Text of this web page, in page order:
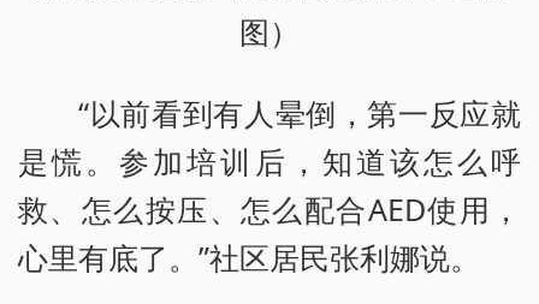
图）
“以前看到有人晕倒，第一反应就
是慌。参加培训后，知道该怎么呼
救、怎么按压、怎么配合AED使用，
心里有底了。”社区居民张利娜说。